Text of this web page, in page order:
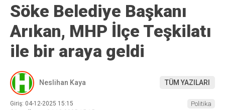
Söke Belediye Başkanı
Arıkan, MHP İlçe Teşkilatı
ile bir araya geldi
Neslihan Kaya TÜM YAZILARI
Giriş: 04-12-2025 15:15
Politika